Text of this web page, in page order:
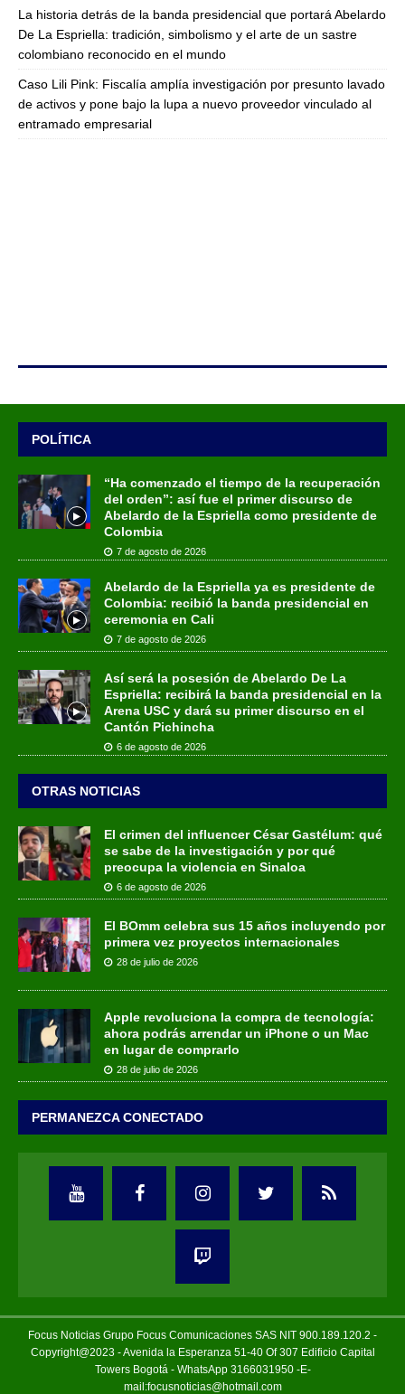
La historia detrás de la banda presidencial que portará Abelardo
De La Espriella: tradición, simbolismo y el arte de un sastre
colombiano reconocido en el mundo
Caso Lili Pink: Fiscalía amplía investigación por presunto lavado
de activos y pone bajo la lupa a nuevo proveedor vinculado al
entramado empresarial
POLÍTICA
“Ha comenzado el tiempo de la recuperación
del orden”: así fue el primer discurso de
Abelardo de la Espriella como presidente de
Colombia
7 de agosto de 2026
Abelardo de la Espriella ya es presidente de
Colombia: recibió la banda presidencial en
ceremonia en Cali
7 de agosto de 2026
Así será la posesión de Abelardo De La
Espriella: recibirá la banda presidencial en la
Arena USC y dará su primer discurso en el
Cantón Pichincha
6 de agosto de 2026
OTRAS NOTICIAS
El crimen del influencer César Gastélum: qué
se sabe de la investigación y por qué
preocupa la violencia en Sinaloa
6 de agosto de 2026
El BOmm celebra sus 15 años incluyendo por
primera vez proyectos internacionales
28 de julio de 2026
Apple revoluciona la compra de tecnología:
ahora podrás arrendar un iPhone o un Mac
en lugar de comprarlo
28 de julio de 2026
PERMANEZCA CONECTADO
Focus Noticias Grupo Focus Comunicaciones SAS NIT 900.189.120.2 -
Copyright@2023 - Avenida la Esperanza 51-40 Of 307 Edificio Capital
Towers Bogotá - WhatsApp 3166031950 -E-
mail:focusnoticias@hotmail.com